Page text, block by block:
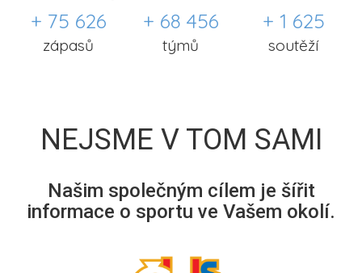
+ 75 626
zápasů
+ 68 456
týmů
+ 1 625
soutěží
NEJSME V TOM SAMI
Našim společným cílem je šířit
informace o sportu ve Vašem okolí.